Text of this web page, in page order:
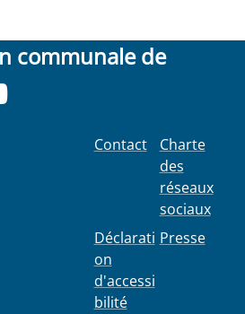
communale de
Contact
Déclarati
on
d'accessi
bilité
Charte
des
réseaux
sociaux
Presse